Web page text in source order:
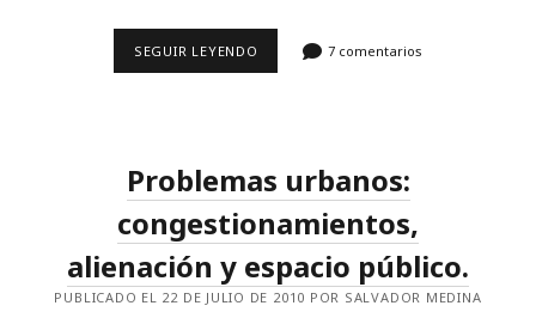
SEGUIR LEYENDO SANTA
LA
FALACIA
RTP.
7 comentarios
Problemas urbanos:
congestionamientos,
alienación y espacio público.
PUBLICADO EL 22 DE JULIO DE 2010 POR SALVADOR MEDINA